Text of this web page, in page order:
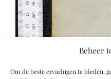
Beheer
Om de beste ervaringen te bieden,